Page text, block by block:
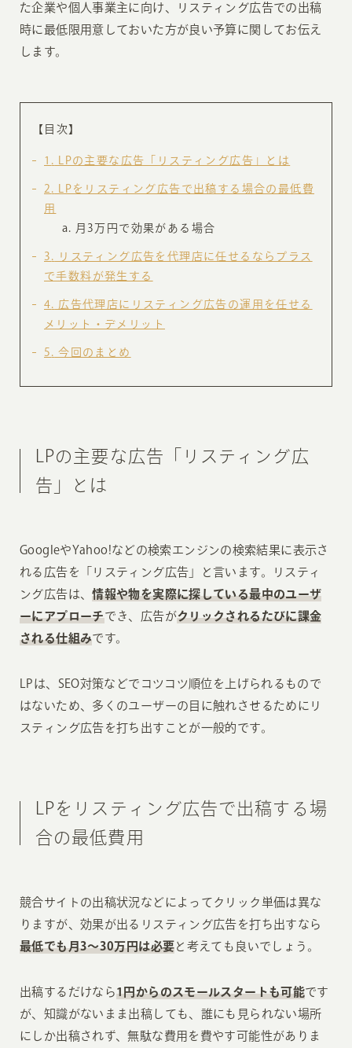
た企業や個人事業主に向け、リスティング広告での出稿
時に最低限用意しておいた方が良い予算に関してお伝え
します。
【目次】
1 LPの主要な広告「リスティング広告」とは
2
LPをリスティング広告で出稿する場合の最低費
用
月3万円で効果がある場合
3
リスティング広告を代理店に任せるならプラス
で手数料が発生する
4
広告代理店にリスティング広告の運用を任せる
メリット・デメリット
5 今回のまとめ
LPの主要な広告「リスティング広
告」とは
GoogleやYahoo!などの検索エンジンの検索結果に表示さ
れる広告を「リスティング広告」と言います。リスティ
ング広告は、情報や物を実際に探している最中のユーザ
ーにアプローチでき、広告がクリックされるたびに課金
される仕組みです。
LPは、SEO対策などでコツコツ順位を上げられるもので
はないため、多くのユーザーの目に触れさせるためにリ
スティング広告を打ち出すことが一般的です。
LPをリスティング広告で出稿する場
合の最低費用
競合サイトの出稿状況などによってクリック単価は異な
りますが、効果が出るリスティング広告を打ち出すなら
最低でも月3〜30万円は必要 と考えても良いでしょう。
出稿するだけなら1円からのスモールスタートも可能です
が、知識がないまま出稿しても、誰にも見られない場所
にしか出稿されず、無駄な費用を費やす可能性がありま